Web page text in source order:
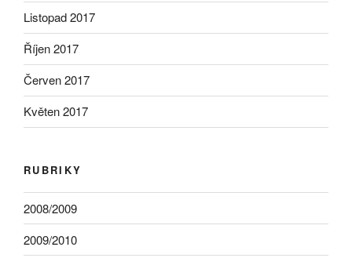
Listopad 2017
Říjen 2017
Červen 2017
Květen 2017
RUBRIKY
2008/2009
2009/2010